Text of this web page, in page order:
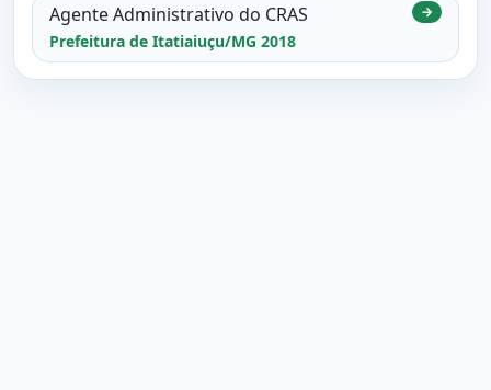
Agente Administrativo do CRAS
Prefeitura de Itatiaiuçu/MG 2018
→